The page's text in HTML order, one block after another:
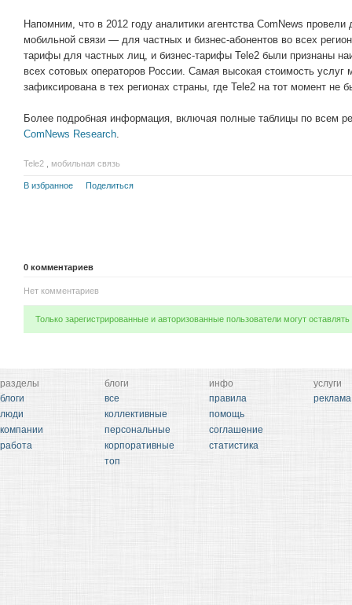
Напомним, что в 2012 году аналитики агентства ComNews
мобильной связи — для частных и бизнес-абонентов во всех
тарифы для частных лиц, и бизнес-тарифы Tele2 были признаны
всех сотовых операторов России. Самая высокая стоимость услуг
зафиксирована в тех регионах страны, где Tele2 на тот момент не
Более подробная информация, включая полные таблицы по всем
ComNews Research.
Tele2 мобильная связь
В избранное Поделиться
0 комментариев
Нет комментариев
Только зарегистрированные и авторизованные пользователи могут
разделы
блоги
люди
компании
работа
блоги
все
коллективные
персональные
корпоративные
топ
инфо
правила
помощь
соглашение
статистика
услуги
реклама